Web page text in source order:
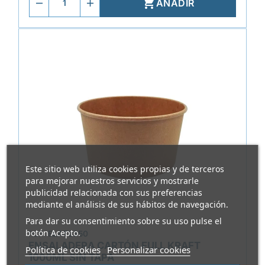
Este sitio web utiliza cookies propias y de terceros
para mejorar nuestros servicios y mostrarle
publicidad relacionada con sus preferencias
mediante el análisis de sus hábitos de navegación.
Para dar su consentimiento sobre su uso pulse el
botón Acepto.
Política de cookies Personalizar cookies
 AÑADIR
REF. ELAT2350
ENSALADERA CARTÓN FULL KRAFT
1000ML SIN TAPA